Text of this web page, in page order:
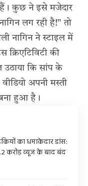
कुछ ने इसे मजेदार
लग रही है!” तो
नागिन ने स्टाइल में
की
कि सांप के
अपनी मस्ती
हुआ है।
का धमाकेदार डांस:
करोड़ व्यूज के बाद बंद